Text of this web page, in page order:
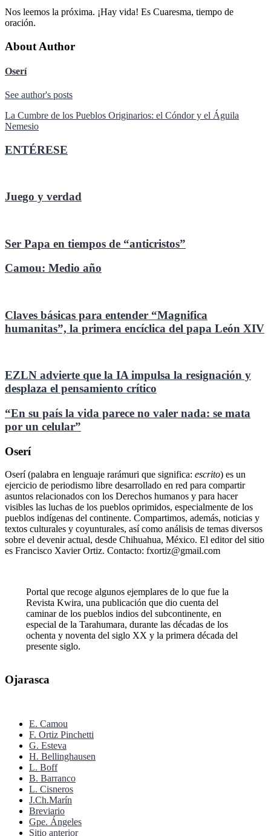
Nos leemos la próxima. ¡Hay vida! Es Cuaresma, tiempo de
oración.
About Author
Oserí
See author's posts
Navegación
de
entradas
La Cumbre de los Pueblos Originarios: el Cóndor y el Águila
Nemesio
ENTÉRESE
Juego y verdad
Ser Papa en tiempos de “anticristos”
Camou: Medio año
Claves básicas para entender “Magnifica
humanitas”, la primera encíclica del papa León XIV
EZLN advierte que la IA impulsa la resignación y
desplaza el pensamiento crítico
“En su país la vida parece no valer nada: se mata
por un celular”
Oserí
Oserí (palabra en lenguaje rarámuri que significa: escrito) es un
ejercicio de periodismo libre desarrollado en red para compartir
asuntos relacionados con los Derechos humanos y para hacer
visibles las luchas de los pueblos oprimidos, especialmente de los
pueblos indígenas del continente. Compartimos, además, noticias y
textos culturales y coyunturales, así como análisis de temas diversos
sobre el devenir actual, desde Chihuahua, México. El editor del sitio
es Francisco Xavier Ortiz. Contacto: fxortiz@gmail.com
Portal que recoge algunos ejemplares de lo que fue la
Revista Kwira, una publicación que dio cuenta del
caminar de los pueblos indios del subcontinente, en
especial de la Tarahumara, durante las décadas de los
ochenta y noventa del siglo XX y la primera década del
presente siglo.
Ojarasca
E. Camou
F. Ortiz Pinchetti
G. Esteva
H. Bellinghausen
L. Boff
B. Barranco
L. Cisneros
J.Ch.Marín
Breviario
Gpe. Ángeles
Sitio anterior